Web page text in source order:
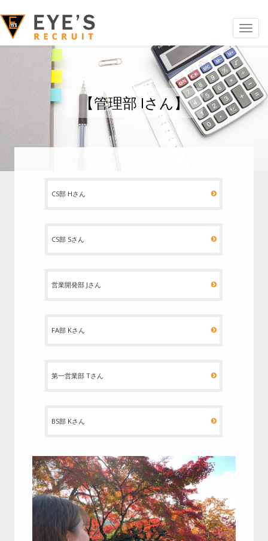
Toggle
【管理部 Iさん】
CS部 Hさん
CS部 Sさん
営業開発部 Jさん
FA部 Kさん
第一営業部 Tさん
BS部 Kさん